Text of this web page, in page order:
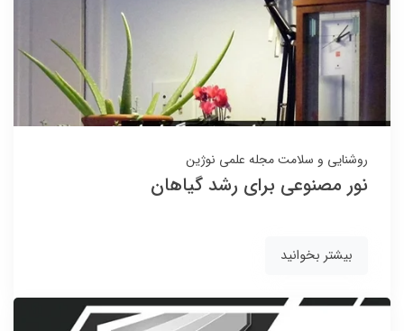
روشنایی و سلامتمجله علمی نوژین
نور مصنوعی برای رشد گیاهان
بیشتر بخوانید